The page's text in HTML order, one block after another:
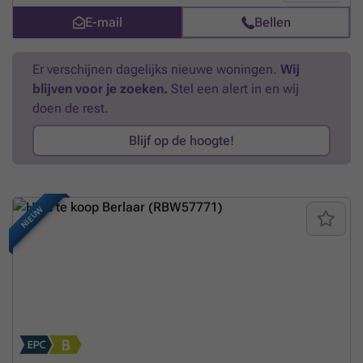
E-mail Bellen
Er verschijnen dagelijks nieuwe woningen. Wij
blijven voor je zoeken. Stel een alert in en wij
doen de rest.
Blijf op de hoogte!
NIEUW